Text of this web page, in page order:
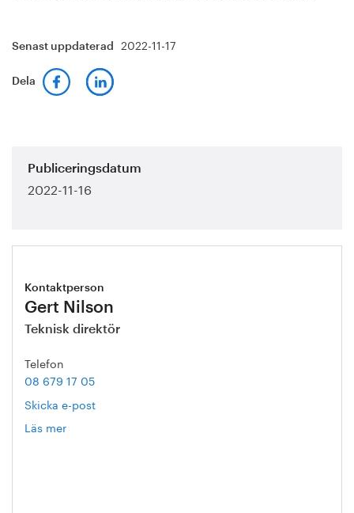
Senast uppdaterad 2022-11-17
Dela
Publiceringsdatum
2022-11-16
Kontaktperson
Gert Nilson
Teknisk direktör
Telefon
08 679 17 05
Skicka e-post
Läs mer